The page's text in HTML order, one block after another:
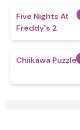
Five Nights At
Freddy's 2
Chiikawa Puzzle